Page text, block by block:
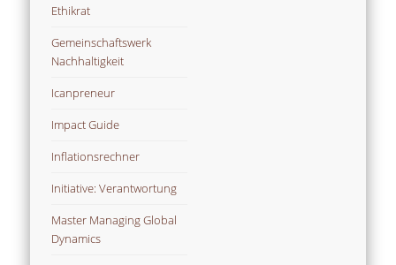
Ethikrat
Gemeinschaftswerk
Nachhaltigkeit
Icanpreneur
Impact Guide
Inflationsrechner
Initiative: Verantwortung
Master Managing Global
Dynamics